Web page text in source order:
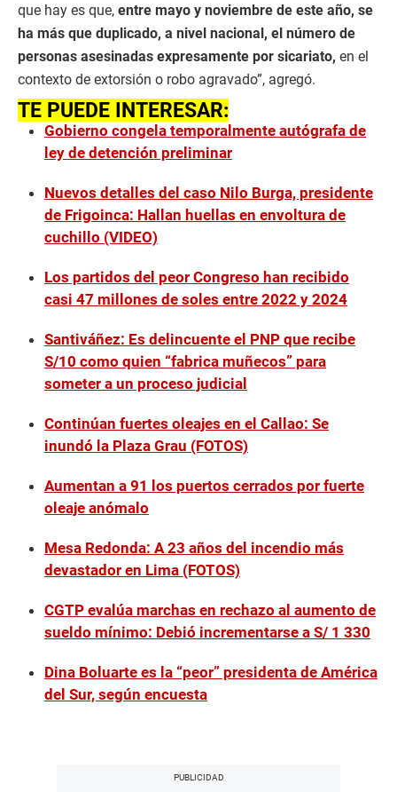
que hay es que, entre mayo y noviembre de este año, se
ha más que duplicado, a nivel nacional, el número de
personas asesinadas expresamente por sicariato, en el
contexto de extorsión o robo agravado”, agregó.
TE PUEDE INTERESAR:
Gobierno congela temporalmente autógrafa de
ley de detención preliminar
Nuevos detalles del caso Nilo Burga, presidente
de Frigoinca: Hallan huellas en envoltura de
cuchillo (VIDEO)
Los partidos del peor Congreso han recibido
casi 47 millones de soles entre 2022 y 2024
Santiváñez: Es delincuente el PNP que recibe
S/10 como quien “fabrica muñecos” para
someter a un proceso judicial
Continúan fuertes oleajes en el Callao: Se
inundó la Plaza Grau (FOTOS)
Aumentan a 91 los puertos cerrados por fuerte
oleaje anómalo
Mesa Redonda: A 23 años del incendio más
devastador en Lima (FOTOS)
CGTP evalúa marchas en rechazo al aumento de
sueldo mínimo: Debió incrementarse a S/ 1 330
Dina Boluarte es la “peor” presidenta de América
del Sur, según encuesta